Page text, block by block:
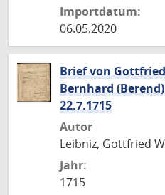
Importdatum:
06.05.2020
Brief von
Bernhard
22.7.1715
Autor
Leibniz, Gottfried
Jahr:
1715